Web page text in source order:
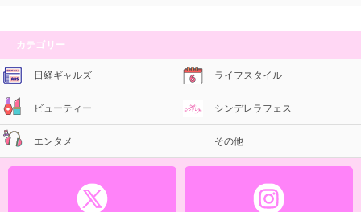
カテゴリー
日経ギャルズ ライフスタイル
ビューティー シンデレラフェス
エンタメ その他